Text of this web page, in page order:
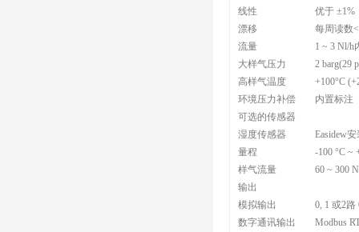
线性
优于 ±1%
漂移
每周读数
流量
1 ~ 3 Nl/h
大样气压力
2 barg(29
高样气温度
+100°C
环境压力补偿
内置标注
可选的传感器
湿度传感器
Easidew
量程
-100 °C ~
样气流量
60 ~ 300
输出
模拟输出
0, 1 或2路
数字通讯输出
Modbus